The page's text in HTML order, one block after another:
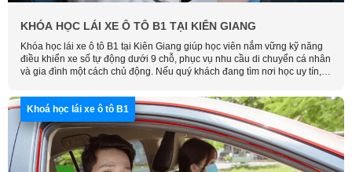
KHÓA HỌC LÁI XE Ô TÔ B1 TẠI KIÊN GIANG
Khóa học lái xe ô tô B1 tại Kiên Giang giúp học viên nắm vững kỹ năng
điều khiển xe số tự động dưới 9 chỗ, phục vụ nhu cầu di chuyển cá nhân
và gia đình một cách chủ động. Nếu quý khách đang tìm nơi học uy tín,
học phù hợp nhất.
Khoá học lái xe ô tô B1